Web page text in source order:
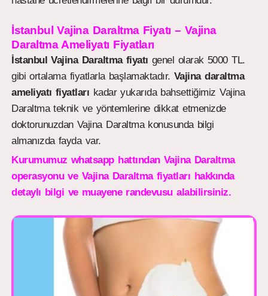
İstanbul Vajina Daraltma Fiyatı – Vajina
Daraltma Ameliyatı Fiyatları
İstanbul Vajina Daraltma fiyatı genel olarak 5000 TL.
gibi ortalama fiyatlarla başlamaktadır. Vajina daraltma
ameliyatı fiyatları kadar yukarıda bahsettiğimiz Vajina
Daraltma teknik ve yöntemlerine dikkat etmenizde
doktorunuzdan Vajina Daraltma konusunda bilgi
almanızda fayda var.
Kurumumuz whatsapp hattından Vajina Daraltma
operasyonu ve Vajina Daraltma fiyatları hakkında
detaylı bilgi ve muayene randevusu alabilirsiniz.